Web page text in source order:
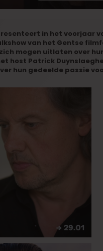
in het voorjaar
van het Gentse
mogen uitlaten over
host Patrick
hun gedeelde passie